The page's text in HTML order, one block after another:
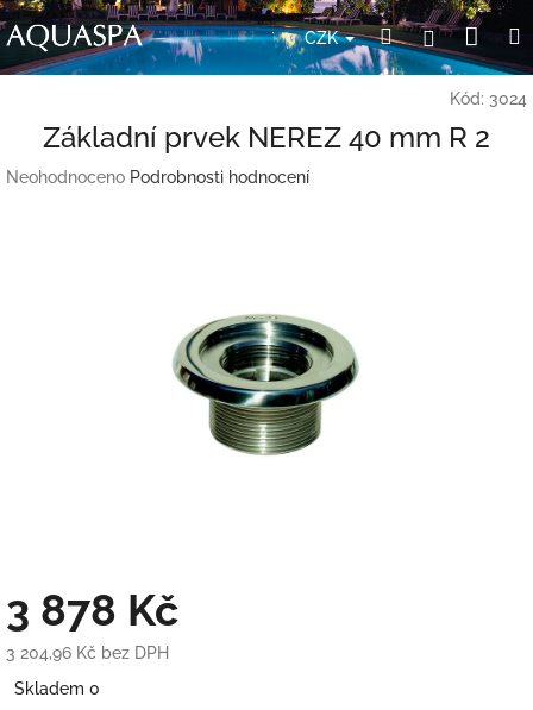
Přejít
na
obsah
CZK HledatPřihlášení
Kód: 3024
Základní prvek NEREZ 40 mm R 2
Průměrné
Neohodnoceno Podrobnosti hodnocení
3 878 Kč
3 204,96 Kč bez DPH
cena:
Skladem 0